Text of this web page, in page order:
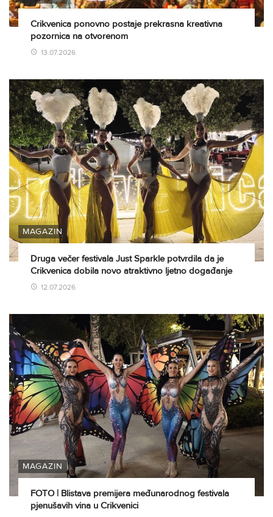
Crikvenica ponovno postaje prekrasna kreativna
pozornica na otvorenom
13.07.2026
MAGAZIN
Druga večer festivala Just Sparkle potvrdila da je
Crikvenica dobila novo atraktivno ljetno događanje
12.07.2026
MAGAZIN
FOTO | Blistava premijera međunarodnog festivala
pjenušavih vina u Crikvenici